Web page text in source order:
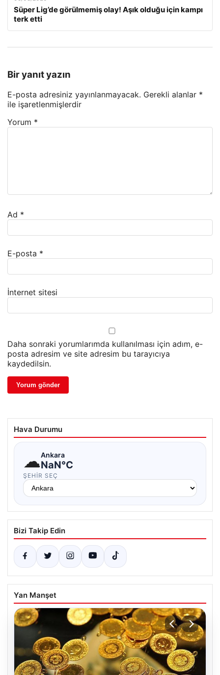
Süper Lig’de görülmemiş olay! Aşık olduğu için kampı
terk etti
Bir yanıt yazın
E-posta adresiniz yayınlanmayacak. Gerekli alanlar *
ile işaretlenmişlerdir
Yorum *
Ad *
E-posta *
İnternet sitesi
Daha sonraki yorumlarımda kullanılması için adım, e-
posta adresim ve site adresim bu tarayıcıya
kaydedilsin.
Hava Durumu
☁Ankara
NaN°C
ŞEHIR SEÇ
Bizi Takip Edin
Yan Manşet